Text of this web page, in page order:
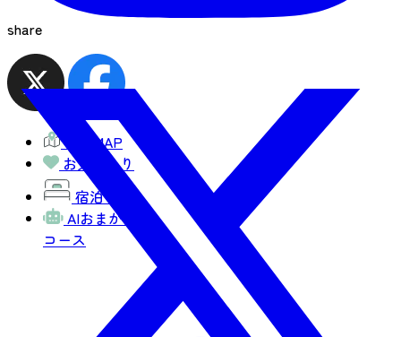
share
観光MAP
お気に入り
宿泊予約
AIおまかせ
コース